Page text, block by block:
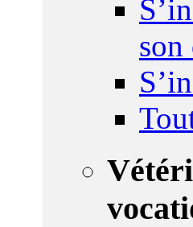
son